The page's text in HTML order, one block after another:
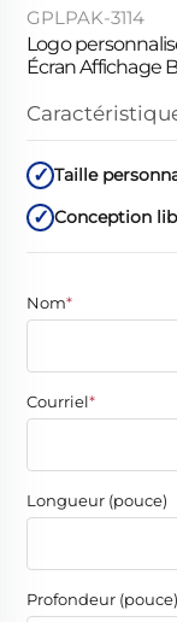
GPLPAK-3114
Logo
Écran Affichage
Taille
Conception
Nom*
Courriel*
Longueur (pouce)
Profondeur (pouce)